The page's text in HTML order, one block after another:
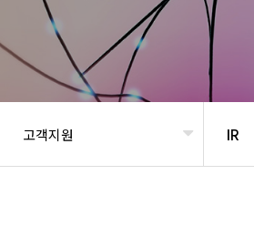
고객지원 IR